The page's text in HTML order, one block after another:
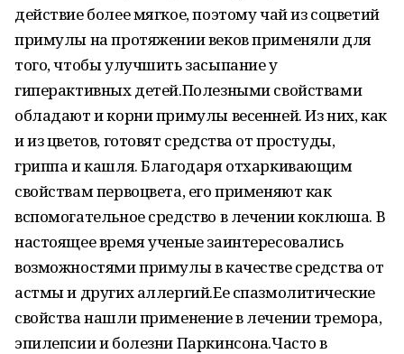
действие более мягкое, поэтому чай из соцветий
примулы на протяжении веков применяли для
того, чтобы улучшить засыпание у
гиперактивных детей.Полезными свойствами
обладают и корни примулы весенней. Из них, как
и из цветов, готовят средства от простуды,
гриппа и кашля. Благодаря отхаркивающим
свойствам первоцвета, его применяют как
вспомогательное средство в лечении коклюша. В
настоящее время ученые заинтересовались
возможностями примулы в качестве средства от
астмы и других аллергий.Ее спазмолитические
свойства нашли применение в лечении тремора,
эпилепсии и болезни Паркинсона.Часто в